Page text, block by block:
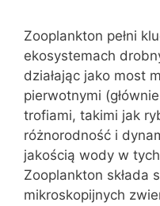
Zooplankton pełni
ekosystemach
działając jako most
pierwotnymi
trofiami, takimi jak
różnorodność i
jakością wody w
Zooplankton składa
mikroskopijnych